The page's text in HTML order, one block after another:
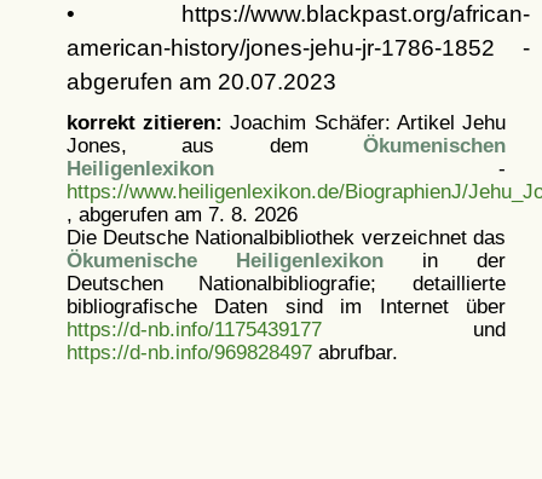
• https://www.blackpast.org/african-
american-history/jones-jehu-jr-1786-1852 -
abgerufen am 20.07.2023
korrekt zitieren: Joachim Schäfer: ArtikelJehu
Jones, aus dem Ökumenischen
Heiligenlexikon-
https://www.heiligenlexikon.de/BiographienJ/
, abgerufen am 7. 8. 2026
Die Deutsche Nationalbibliothek verzeichnet das
Ökumenische Heiligenlexikonin der
Deutschen Nationalbibliografie; detaillierte
bibliografische Daten sind im Internet über
https://d-nb.info/1175439177und
https://d-nb.info/969828497abrufbar.